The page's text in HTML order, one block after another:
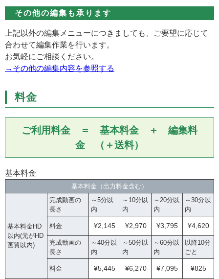
その他の編集も承ります
上記以外の編集メニューにつきましても、ご要望に応じて
合わせて編集作業を行います。
お気軽にご相談ください。
→その他の編集内容を参照する
料金
ご利用料金 ＝ 基本料金 ＋ 編集料
金 （＋送料）
基本料金
基本料金（出力料金含む）
基本料金HD
以内(元がHD
画質以内)
完成動画の
長さ
～5分以
内
～10分以
内
～20分以
内
～30分以
内
料金 ¥2,145 ¥2,970 ¥3,795 ¥4,620
完成動画の
長さ
～40分以
内
～50分以
内
～60分以
内
以降10分
ごと
料金 ¥5,445 ¥6,270 ¥7,095 ¥825